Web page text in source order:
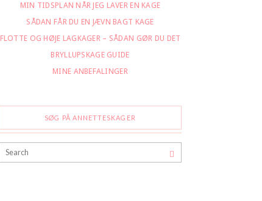
MIN TIDSPLAN NÅR JEG LAVER EN KAGE
SÅDAN FÅR DU EN JÆVN BAGT KAGE
FLOTTE OG HØJE LAGKAGER – SÅDAN GØR DU DET
BRYLLUPSKAGE GUIDE
MINE ANBEFALINGER
SØG PÅ ANNETTESKAGER